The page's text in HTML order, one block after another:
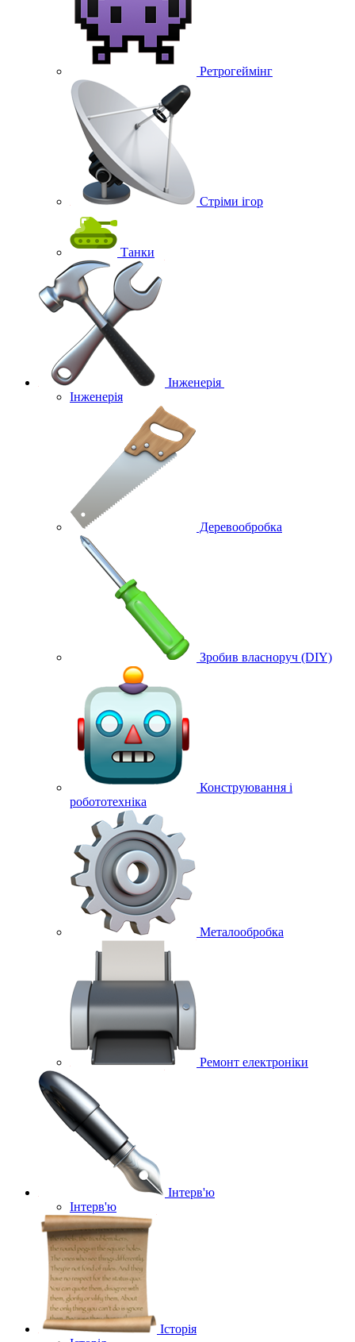
Ретрогеймінг
Стріми ігор
Танки
Інженерія
Інженерія
Деревообробка
Зробив власноруч (DIY)
Конструювання і
робототехніка
Металообробка
Ремонт електроніки
Інтерв'ю
Інтерв'ю
Історія